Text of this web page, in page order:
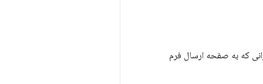
تأثیر، بهبود 21.6 درصدی در تعداد کاربرانی که به صفحه ارسال فرم